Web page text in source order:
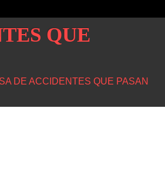
QUE
DE ACCIDENTES QUE PASAN